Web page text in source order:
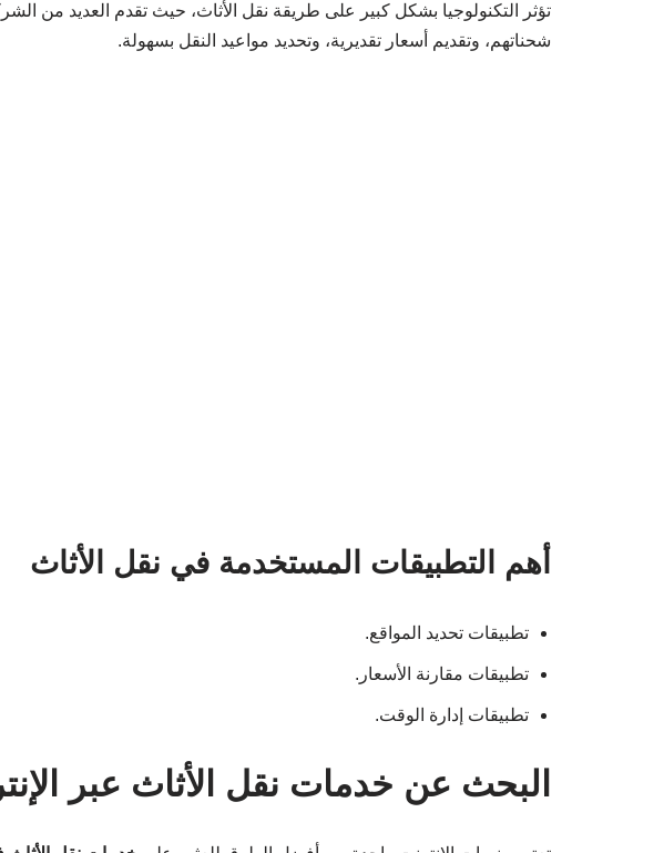
تؤثر التكنولوجيا بشكل كبير على طريقة نقل الأثاث، حيث تقدم العديد من
شحناتهم، وتقديم أسعار تقديرية، وتحديد مواعيد النقل بسهولة.
أهم التطبيقات المستخدمة في نقل الأثاث
تطبيقات تحديد المواقع.
تطبيقات مقارنة الأسعار.
تطبيقات إدارة الوقت.
البحث عن خدمات نقل الأثاث عبر